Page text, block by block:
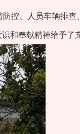
控、人员车辆排查
和奉献精神给予了